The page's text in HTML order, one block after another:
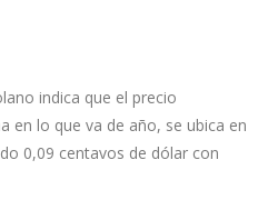
indica que el precio
en lo que va de año, se ubica en
0,09 centavos de dólar con